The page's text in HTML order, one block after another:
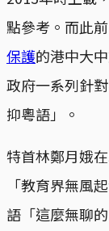
點參考。而此
保護的港中大
政府一系列針
抑粵語」。
特首林鄭月娥
「教育界無風
語「這麼無聊